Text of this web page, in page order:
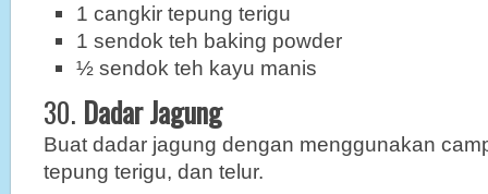
1 cangkir tepung terigu
1 sendok teh baking powder
½ sendok teh kayu manis
30. Dadar Jagung
Buat dadar jagung dengan menggunakan
tepung terigu, dan telur.